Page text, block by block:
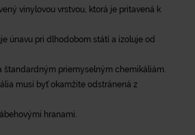
vinylovou vrstvou, ktorá je pritavená k
únavu pri dlhodobom státí a izoluje od
štandardným priemyselným chemikáliám.
musí byť okamžite odstránená z
hranami.